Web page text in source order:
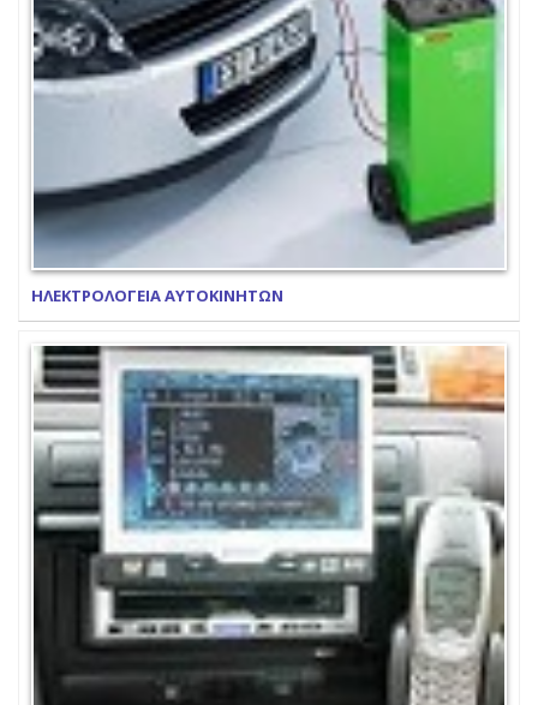
ΗΛΕΚΤΡΟΛΟΓΕΙΑ ΑΥΤΟΚΙΝΗΤΩΝ